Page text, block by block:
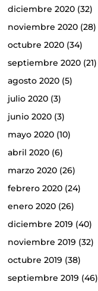
diciembre 2020(32)
noviembre 2020(28)
octubre 2020(34)
septiembre 2020(21)
agosto 2020(5)
julio 2020(3)
junio 2020(3)
mayo 2020(10)
abril 2020(6)
marzo 2020(26)
febrero 2020(24)
enero 2020(26)
diciembre 2019 (40)
noviembre 2019 (32)
octubre 2019 (38)
septiembre 2019 (46)